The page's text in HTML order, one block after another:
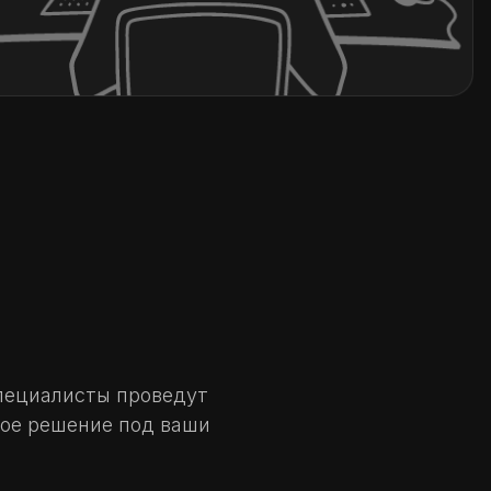
проведут
решение под ваши